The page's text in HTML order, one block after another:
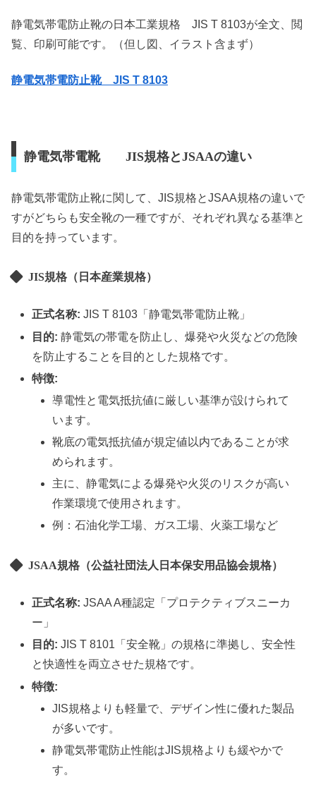
静電気帯電防止靴の日本工業規格 JIS T 8103が全文、閲
覧、印刷可能です。（但し図、イラスト含まず）
静電気帯電防止靴 JIS T 8103
静電気帯電靴 JIS規格とJSAAの違い
静電気帯電防止靴に関して、JIS規格とJSAA規格の違いで
すがどちらも安全靴の一種ですが、それぞれ異なる基準と
目的を持っています。
JIS規格（日本産業規格）
正式名称: JIS T 8103「静電気帯電防止靴」
目的: 静電気の帯電を防止し、爆発や火災などの危険
を防止することを目的とした規格です。
特徴:
導電性と電気抵抗値に厳しい基準が設けられて
います。
靴底の電気抵抗値が規定値以内であることが求
められます。
主に、静電気による爆発や火災のリスクが高い
作業環境で使用されます。
例：石油化学工場、ガス工場、火薬工場など
JSAA規格（公益社団法人日本保安用品協会規格）
正式名称: JSAA A種認定「プロテクティブスニーカ
ー」
目的: JIS T 8101「安全靴」の規格に準拠し、安全性
と快適性を両立させた規格です。
特徴:
JIS規格よりも軽量で、デザイン性に優れた製品
が多いです。
静電気帯電防止性能はJIS規格よりも緩やかで
す。